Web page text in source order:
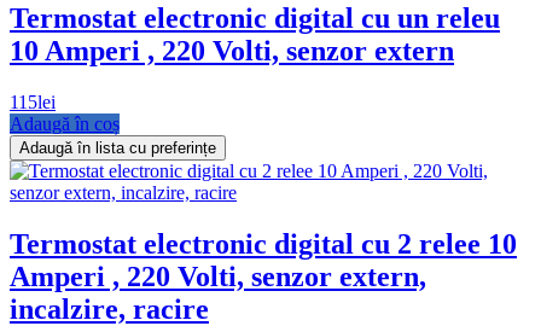
Termostat electronic digital cu un releu
10 Amperi , 220 Volti, senzor extern
115lei
Adaugă în coș
Adaugă în lista cu preferințe
Termostat electronic digital cu 2 relee 10
Amperi , 220 Volti, senzor extern,
incalzire, racire